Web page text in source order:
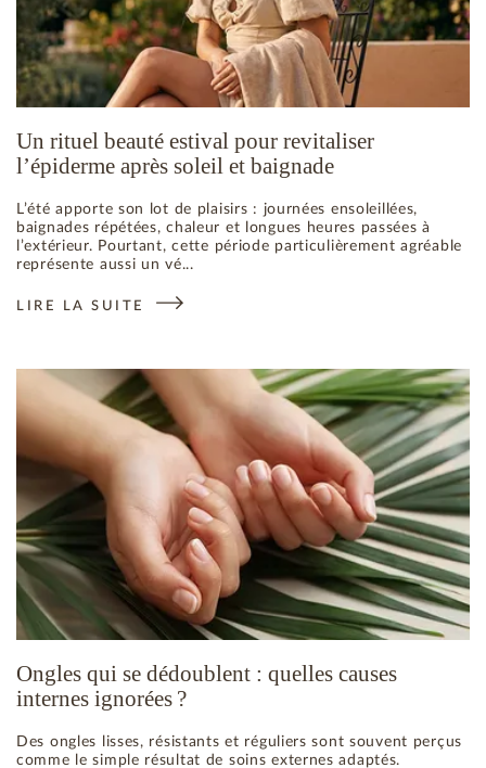
Un rituel beauté estival pour revitaliser
l’épiderme après soleil et baignade
L’été apporte son lot de plaisirs : journées ensoleillées,
baignades répétées, chaleur et longues heures passées à
l’extérieur. Pourtant, cette période particulièrement agréable
représente aussi un vé...
LIRE LA SUITE
Ongles qui se dédoublent : quelles causes
internes ignorées ?
Des ongles lisses, résistants et réguliers sont souvent perçus
comme le simple résultat de soins externes adaptés.